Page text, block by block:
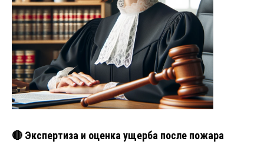
🔴 Экспертиза и оценка ущерба после пожара